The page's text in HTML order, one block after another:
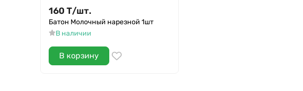
160 Т/шт.
Батон Молочный нарезной 1шт
В наличии
В корзину